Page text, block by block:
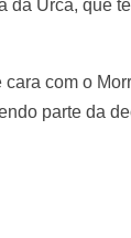
Urca, que
com o
parte da